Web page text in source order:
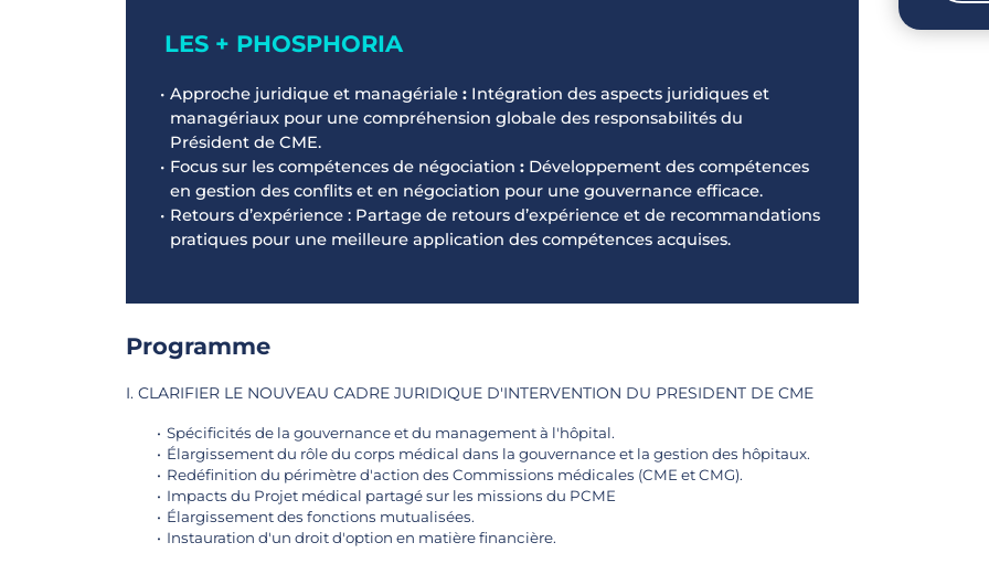
LES + PHOSPHORIA
Approche juridique et managériale : Intégration des aspects juridiques et
managériaux pour une compréhension globale des responsabilités du
Président de CME.
Focus sur les compétences de négociation : Développement des compétences
en gestion des conflits et en négociation pour une gouvernance efficace.
Retours d’expérience : Partage de retours d’expérience et de recommandations
pratiques pour une meilleure application des compétences acquises.
Programme
I. CLARIFIER LE NOUVEAU CADRE JURIDIQUE D'INTERVENTION DU PRESIDENT DE CME
Spécificités de la gouvernance et du management à l'hôpital.
Élargissement du rôle du corps médical dans la gouvernance et la gestion des hôpitaux.
Redéfinition du périmètre d'action des Commissions médicales (CME et CMG).
Impacts du Projet médical partagé sur les missions du PCME
Élargissement des fonctions mutualisées.
Instauration d'un droit d'option en matière financière.